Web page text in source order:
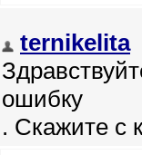
ternikelita
ошибку
. Скажите с